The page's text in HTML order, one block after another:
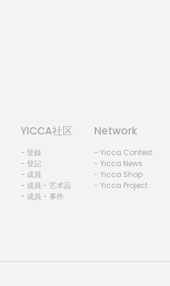
YICCA社区
- 登錄
- 登記
- 成員
- 成員 - 艺术品
- 成員 - 事件
Network
- Yicca Contest
- Yicca News
- Yicca Shop
- Yicca Project